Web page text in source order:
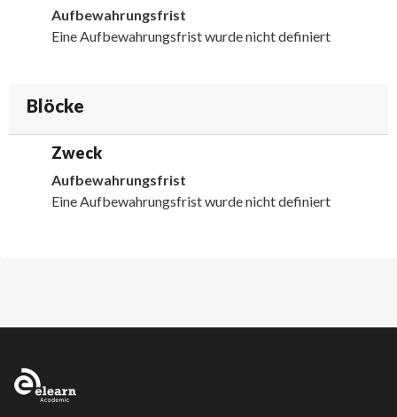
Aufbewahrungsfrist
Eine Aufbewahrungsfrist wurde nicht definiert
Blöcke
Zweck
Aufbewahrungsfrist
Eine Aufbewahrungsfrist wurde nicht definiert